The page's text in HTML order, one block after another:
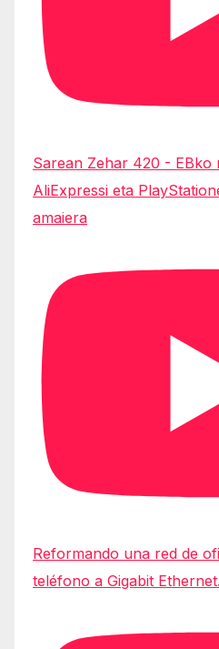
Sarean Zehar 420 - EBko
AliExpressi eta
amaiera
Reformando una red de
teléfono a Gigabit Ethernet.